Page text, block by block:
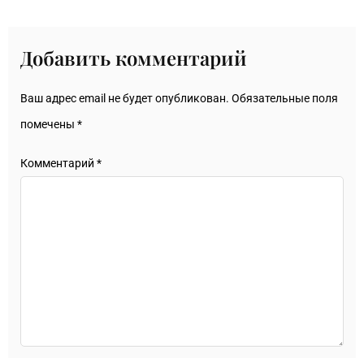
Добавить комментарий
Ваш адрес email не будет опубликован. Обязательные поля
помечены *
Комментарий *